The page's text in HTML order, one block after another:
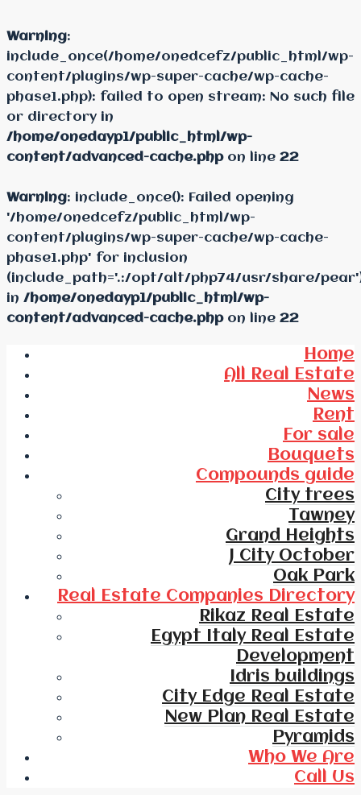
Warning:
include_once(/home/onedcefz/public_html/wp-
content/plugins/wp-super-cache/wp-cache-
phase1.php): failed to open stream: No such file
or directory in
/home/onedayp1/public_html/wp-
content/advanced-cache.phpon line 22
Warning: include_once(): Failed opening
'/home/onedcefz/public_html/wp-
content/plugins/wp-super-cache/wp-cache-
phase1.php' for inclusion
(include_path='.:/opt/alt/php74/usr/share/
in /home/onedayp1/public_html/wp-
content/advanced-cache.phpon line 22
Home
All Real Estate
News
Rent
For sale
Bouquets
Compounds guide
City trees
Tawney
Grand Heights
J City October
Oak Park
Real Estate Companies Directory
Rikaz Real Estate
Egypt Italy Real Estate
Development
Idris buildings
City Edge Real Estate
New Plan Real Estate
Pyramids
Who We Are
Call Us